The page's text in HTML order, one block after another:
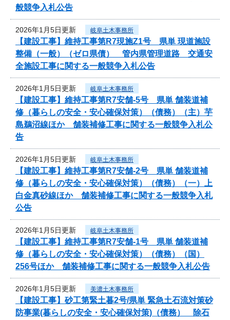
般競争入札公告
2026年1月5日更新 岐阜土木事務所
【建設工事】維持工事第R7現施Z1号 県単 現道施設
整備（一般）（ゼロ県債） 管内県管理道路 交通安
全施設工事に関する一般競争入札公告
2026年1月5日更新 岐阜土木事務所
【建設工事】維持工事第R7安舗-5号 県単 舗装道補
修（暮らしの安全・安心確保対策）（債務）（主）芋
島鵜沼線ほか 舗装補修工事に関する一般競争入札公
告
2026年1月5日更新 岐阜土木事務所
【建設工事】維持工事第R7安舗-2号 県単 舗装道補
修（暮らしの安全・安心確保対策）（債務）（一）上
白金真砂線ほか 舗装補修工事に関する一般競争入札
公告
2026年1月5日更新 岐阜土木事務所
【建設工事】維持工事第R7安舗-1号 県単 舗装道補
修（暮らしの安全・安心確保対策）（債務）（国）
256号ほか 舗装補修工事に関する一般競争入札公告
2026年1月5日更新 美濃土木事務所
【建設工事】砂工第緊土暮2号/県単 緊急土石流対策砂
防事業(暮らしの安全・安心確保対策)（債務） 除石